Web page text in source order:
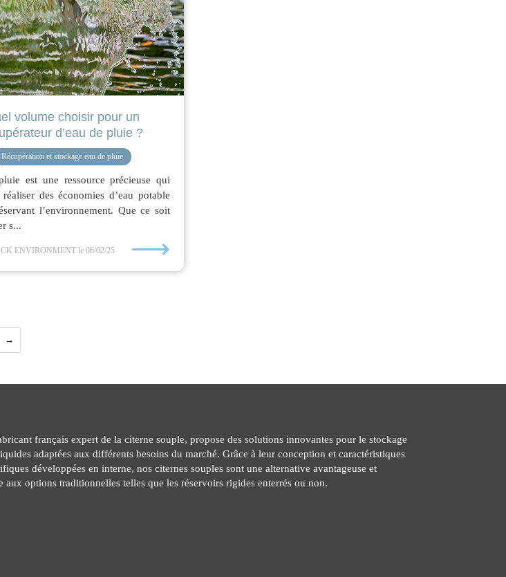
volume choisir pour un
d’eau de pluie ?
Récupération et stockage eau de pluie
est une ressource précieuse qui
des économies d’eau potable
l’environnement. Que ce soit
s...
ENVIRONMENT le 06/02/25 ⟶
français expert de la citerne souple, propose des solutions innovantes pour le stockage
adaptées aux différents besoins du marché. Grâce à leur conception et caractéristiques
développées en interne, nos citernes souples sont une alternative avantageuse et
aux options traditionnelles telles que les réservoirs rigides enterrés ou non.